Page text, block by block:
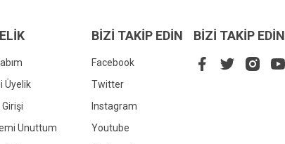
Üyelik
Unuttum
BİZİ TAKİP EDİN
Facebook
Twitter
Instagram
Youtube
BİZİ TAKİP EDİN